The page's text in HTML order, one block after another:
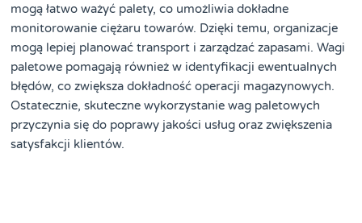
mogą łatwo ważyć palety, co umożliwia dokładne
monitorowanie ciężaru towarów. Dzięki temu, organizacje
mogą lepiej planować transport i zarządzać zapasami. Wagi
paletowe pomagają również w identyfikacji ewentualnych
błędów, co zwiększa dokładność operacji magazynowych.
Ostatecznie, skuteczne wykorzystanie wag paletowych
przyczynia się do poprawy jakości usług oraz zwiększenia
satysfakcji klientów.